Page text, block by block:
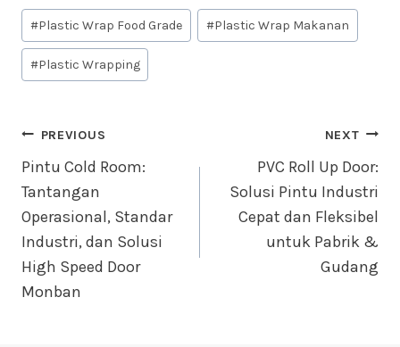
#Plastic Wrap Food Grade #Plastic Wrap Makanan
#Plastic Wrapping
PREVIOUS
Pintu Cold Room:
Tantangan
Operasional, Standar
Industri, dan Solusi
High Speed Door
Monban
NEXT
PVC Roll Up Door:
Solusi Pintu Industri
Cepat dan Fleksibel
untuk Pabrik &
Gudang